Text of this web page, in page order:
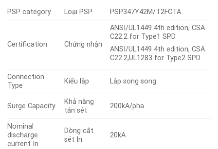
PSP category Loại PSP PSP347Y42M/T2FCTA
Certification Chứng nhận
ANSI/UL1449 4th edition, CSA
C22.2 for Type1 SPD
ANSI/UL1449 4th edition, CSA
C22.2,UL1283 for Type2 SPD
Connection
Type
Kiểu lắp Lắp song song
Surge Capacity
Khả năng
tản sét
200kA/pha
Nominal
discharge
current In
Dòng cắt
sét In
20kA